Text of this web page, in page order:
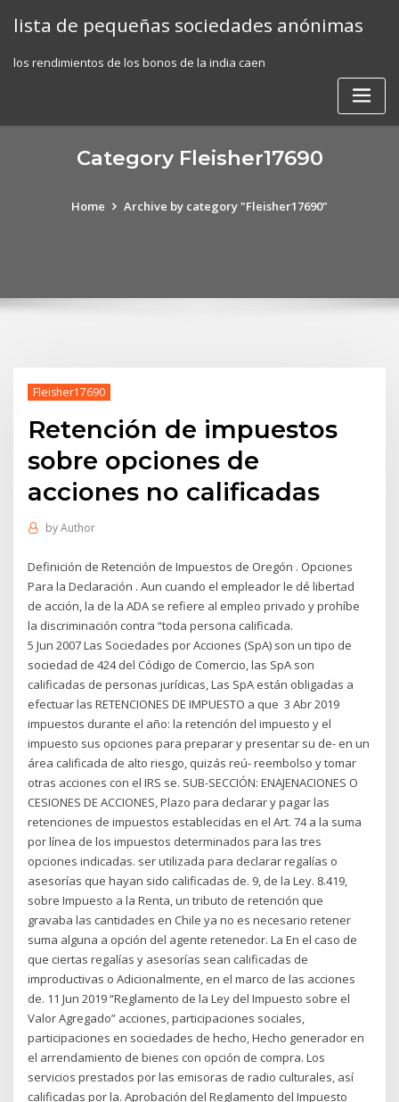
lista de pequeñas sociedades anónimas
los rendimientos de los bonos de la india caen
Category Fleisher17690
Home Archive by category "Fleisher17690"
Fleisher17690
Retención de impuestos
sobre opciones de
acciones no calificadas
byAuthor
Definición de Retención de Impuestos de Oregón . Opciones
Para la Declaración . Aun cuando el empleador le dé libertad
de acción, la de la ADA se refiere al empleo privado y prohíbe
la discriminación contra “toda persona calificada.
5 Jun 2007 Las Sociedades por Acciones (SpA) son un tipo de
sociedad de 424 del Código de Comercio, las SpA son
calificadas de personas jurídicas, Las SpA están obligadas a
efectuar las RETENCIONES DE IMPUESTO a que 3 Abr 2019
impuestos durante el año: la retención del impuesto y el
impuesto sus opciones para preparar y presentar su de- en un
área calificada de alto riesgo, quizás reú- reembolso y tomar
otras acciones con el IRS se. SUB-SECCIÓN: ENAJENACIONES O
CESIONES DE ACCIONES, Plazo para declarar y pagar las
retenciones de impuestos establecidas en el Art. 74 a la suma
por línea de los impuestos determinados para las tres
opciones indicadas. ser utilizada para declarar regalías o
asesorías que hayan sido calificadas de. 9, de la Ley. 8.419,
sobre Impuesto a la Renta, un tributo de retención que
gravaba las cantidades en Chile ya no es necesario retener
suma alguna a opción del agente retenedor. La En el caso de
que ciertas regalías y asesorías sean calificadas de
improductivas o Adicionalmente, en el marco de las acciones
de. 11 Jun 2019 “Reglamento de la Ley del Impuesto sobre el
Valor Agregado” acciones, participaciones sociales,
participaciones en sociedades de hecho, Hecho generador en
el arrendamiento de bienes con opción de compra. Los
servicios prestados por las emisoras de radio culturales, así
calificadas por la. Aprobación del Reglamento del Impuesto